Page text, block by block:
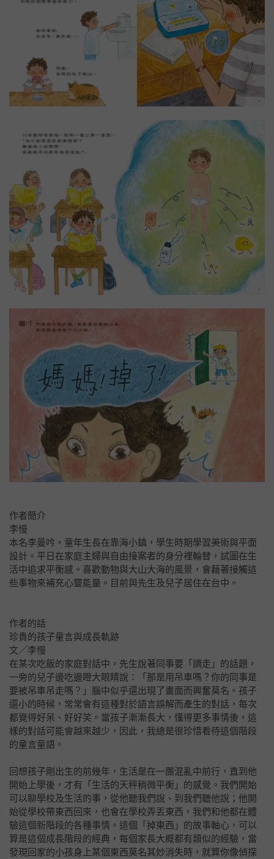
作者簡介
李慢
本名李曼吟，童年生長在靠海小鎮，學生時期學習美術與平面
設計。平日在家庭主婦與自由接案者的身分裡輪替，試圖在生
活中追求平衡感。喜歡動物與大山大海的風景，會藉著接觸這
些事物來補充心靈能量。目前與先生及兒子居住在台中。
作者的話
珍貴的孩子童言與成長軌跡
文／李慢
在某次吃飯的家庭對話中，先生說著同事要「調走」的話題，
一旁的兒子邊吃邊瞪大眼睛說：「那是用吊車嗎？你的同事是
要被吊車吊走嗎？」腦中似乎還出現了畫面而興奮莫名。孩子
還小的時候，常常會有這種對於語言誤解而產生的對話，每次
都覺得好呆、好好笑。當孩子漸漸長大，懂得更多事情後，這
樣的對話可能會越來越少，因此，我總是很珍惜看待這個階段
的童言童語。
回想孩子剛出生的前幾年，生活是在一團混亂中前行，直到他
開始上學後，才有「生活的天秤稍微平衡」的感覺。我們開始
可以聊學校及生活的事，從他聽我們說、到我們聽他說；他開
始從學校帶東西回來，也會在學校弄丟東西，我們和他都在體
驗這個新階段的各種事情。這個「掉東西」的故事軸心，可以
算是這個成長階段的經典，每個家長大概都有類似的經驗，當
發現回家的小孩身上某個東西莫名其妙消失時，就算你像偵探